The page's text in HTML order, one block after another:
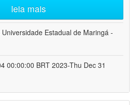
leia mais
Universidade Estadual de Maringá -
00:00:00 BRT 2023-Thu Dec 31